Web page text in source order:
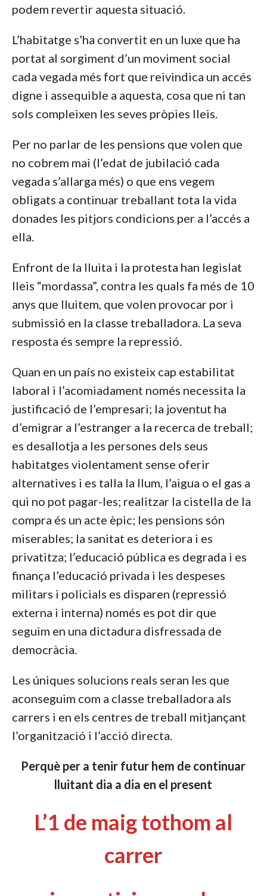
podem revertir aquesta situació.
L’habitatge s’ha convertit en un luxe que ha
portat al sorgiment d’un moviment social
cada vegada més fort que reivindica un accés
digne i assequible a aquesta, cosa que ni tan
sols compleixen les seves pròpies lleis.
Per no parlar de les pensions que volen que
no cobrem mai (l’edat de jubilació cada
vegada s’allarga més) o que ens vegem
obligats a continuar treballant tota la vida
donades les pitjors condicions per a l’accés a
ella.
Enfront de la lluita i la protesta han legislat
lleis “mordassa”, contra les quals fa més de 10
anys que lluitem, que volen provocar por i
submissió en la classe treballadora. La seva
resposta és sempre la repressió.
Quan en un país no existeix cap estabilitat
laboral i l’acomiadament només necessita la
justificació de l’empresari; la joventut ha
d’emigrar a l’estranger a la recerca de treball;
es desallotja a les persones dels seus
habitatges violentament sense oferir
alternatives i es talla la llum, l’aigua o el gas a
qui no pot pagar-les; realitzar la cistella de la
compra és un acte èpic; les pensions són
miserables; la sanitat es deteriora i es
privatitza; l’educació pública es degrada i es
finança l’educació privada i les despeses
militars i policials es disparen (repressió
externa i interna) només es pot dir que
seguim en una dictadura disfressada de
democràcia.
Les úniques solucions reals seran les que
aconseguim com a classe treballadora als
carrers i en els centres de treball mitjançant
l’organització i l’acció directa.
Perquè per a tenir futur hem de continuar
lluitant dia a dia en el present
L’1 de maig tothom al
carrer